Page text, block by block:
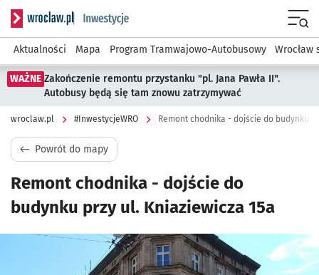
Serwis informacyjny wroclaw.pl podserwis:
Aktualności Mapa Program Tramwajowo-Autobusowy Wrocław
WAŻNE Zakończenie remontu przystanku "pl. Jana Pawła II".
Autobusy będą się tam znowu zatrzymywać
wroclaw.pl #InwestycjeWRO Remont chodnika - dojście do budynku
Powrót do mapy
Remont chodnika - dojście do
budynku przy ul. Kniaziewicza 15a
Kliknij, aby powiększyć